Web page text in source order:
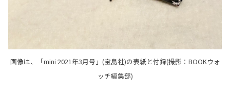
画像は、「mini 2021年3月号」(宝島社)の表紙と付録(撮影：BOOKウォ
ッチ編集部)